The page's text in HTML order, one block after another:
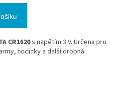
CR1620s napětím 3 V. Určena pro
hodinky a další drobná